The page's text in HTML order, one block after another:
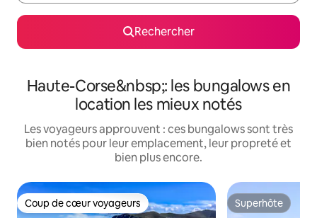
Rechercher
Haute-Corse&nbsp;: les bungalows en
location les mieux notés
Les voyageurs approuvent : ces bungalows sont très
bien notés pour leur emplacement, leur propreté et
bien plus encore.
Coup de cœur voyageurs
Coup de cœur voyageurs Superhôte
Superhôte